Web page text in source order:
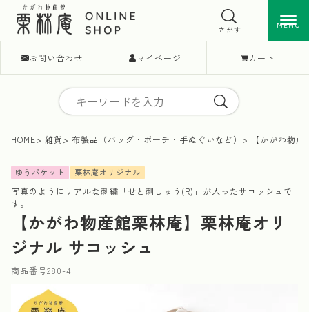
お問い合わせ マイページ カート
MENU
さがす MENU
HOME 雑貨 布製品（バッグ・ポーチ・手ぬぐいなど） 【かがわ物
ゆうパケット 栗林庵オリジナル
写真のようにリアルな刺繍「せと刺しゅう(R)」が入ったサコッシュで
す。
【かがわ物産館栗林庵】栗林庵オリ
ジナル サコッシュ
商品番号280-4